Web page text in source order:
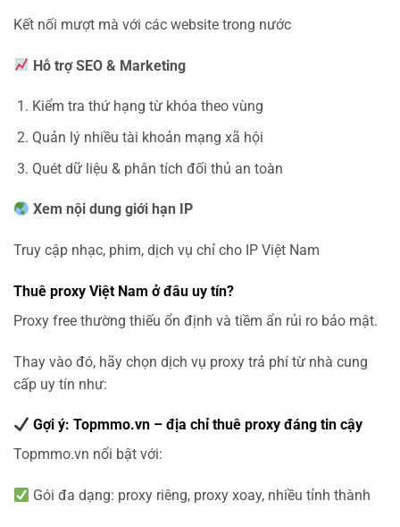
Kết nối mượt mà với các website trong nước
Hỗ trợ SEO & Marketing
Kiểm tra thứ hạng từ khóa theo vùng
Quản lý nhiều tài khoản mạng xã hội
Quét dữ liệu & phân tích đối thủ an toàn
Xem nội dung giới hạn IP
Truy cập nhạc, phim, dịch vụ chỉ cho IP Việt Nam
Thuê proxy Việt Nam ở đâu uy tín?
Proxy free thường thiếu ổn định và tiềm ẩn rủi ro bảo mật.
Thay vào đó, hãy chọn dịch vụ proxy trả phí từ nhà cung
cấp uy tín như:
Gợi ý: Topmmo.vn – địa chỉ thuê proxy đáng tin cậy
Topmmo.vn nổi bật với:
Gói đa dạng: proxy riêng, proxy xoay, nhiều tỉnh thành